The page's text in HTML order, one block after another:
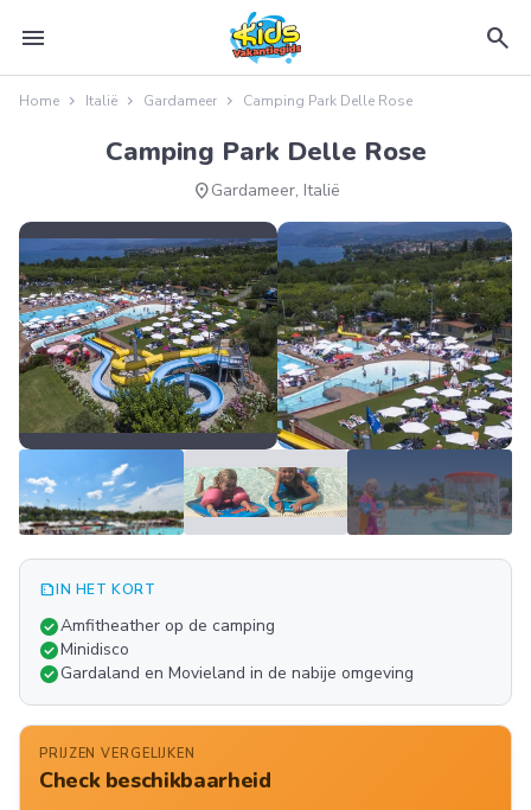
menu search
Home Italië Gardameer Camping Park Delle Rose
Camping Park Delle Rose
location_onGardameer, Italië
summarizeIN HET KORT
check_circleAmfitheather op de camping
check_circleMinidisco
check_circleGardaland en Movieland in de nabije omgeving
PRIJZEN VERGELIJKEN
Check beschikbaarheid